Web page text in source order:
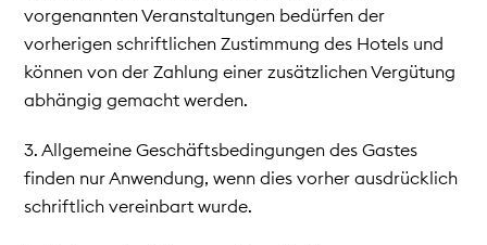
vorgenannten Veranstaltungen bedürfen der
vorherigen schriftlichen Zustimmung des Hotels und
können von der Zahlung einer zusätzlichen Vergütung
abhängig gemacht werden.
3. Allgemeine Geschäftsbedingungen des Gastes
finden nur Anwendung, wenn dies vorher ausdrücklich
schriftlich vereinbart wurde.